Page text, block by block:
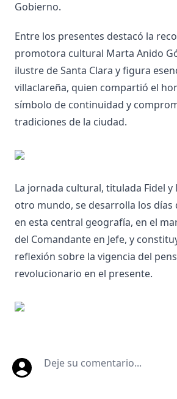
Gobierno.
Entre los presentes destacó la
promotora cultural Marta Anido
ilustre de Santa Clara y figura
villaclareña, quien compartió el
símbolo de continuidad y
tradiciones de la ciudad.
La jornada cultural, titulada Fidel y
otro mundo, se desarrolla los días
en esta central geografía, en el
del Comandante en Jefe, y
reflexión sobre la vigencia del
revolucionario en el presente.
Deje su comentario